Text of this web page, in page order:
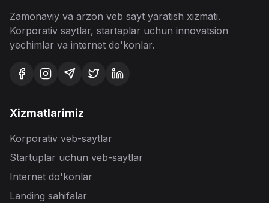
Zamonaviy va arzon veb sayt yaratish xizmati.
Korporativ saytlar, startaplar uchun innovatsion
yechimlar va internet do'konlar.
Xizmatlarimiz
Korporativ veb-saytlar
Startuplar uchun veb-saytlar
Internet do'konlar
Landing sahifalar